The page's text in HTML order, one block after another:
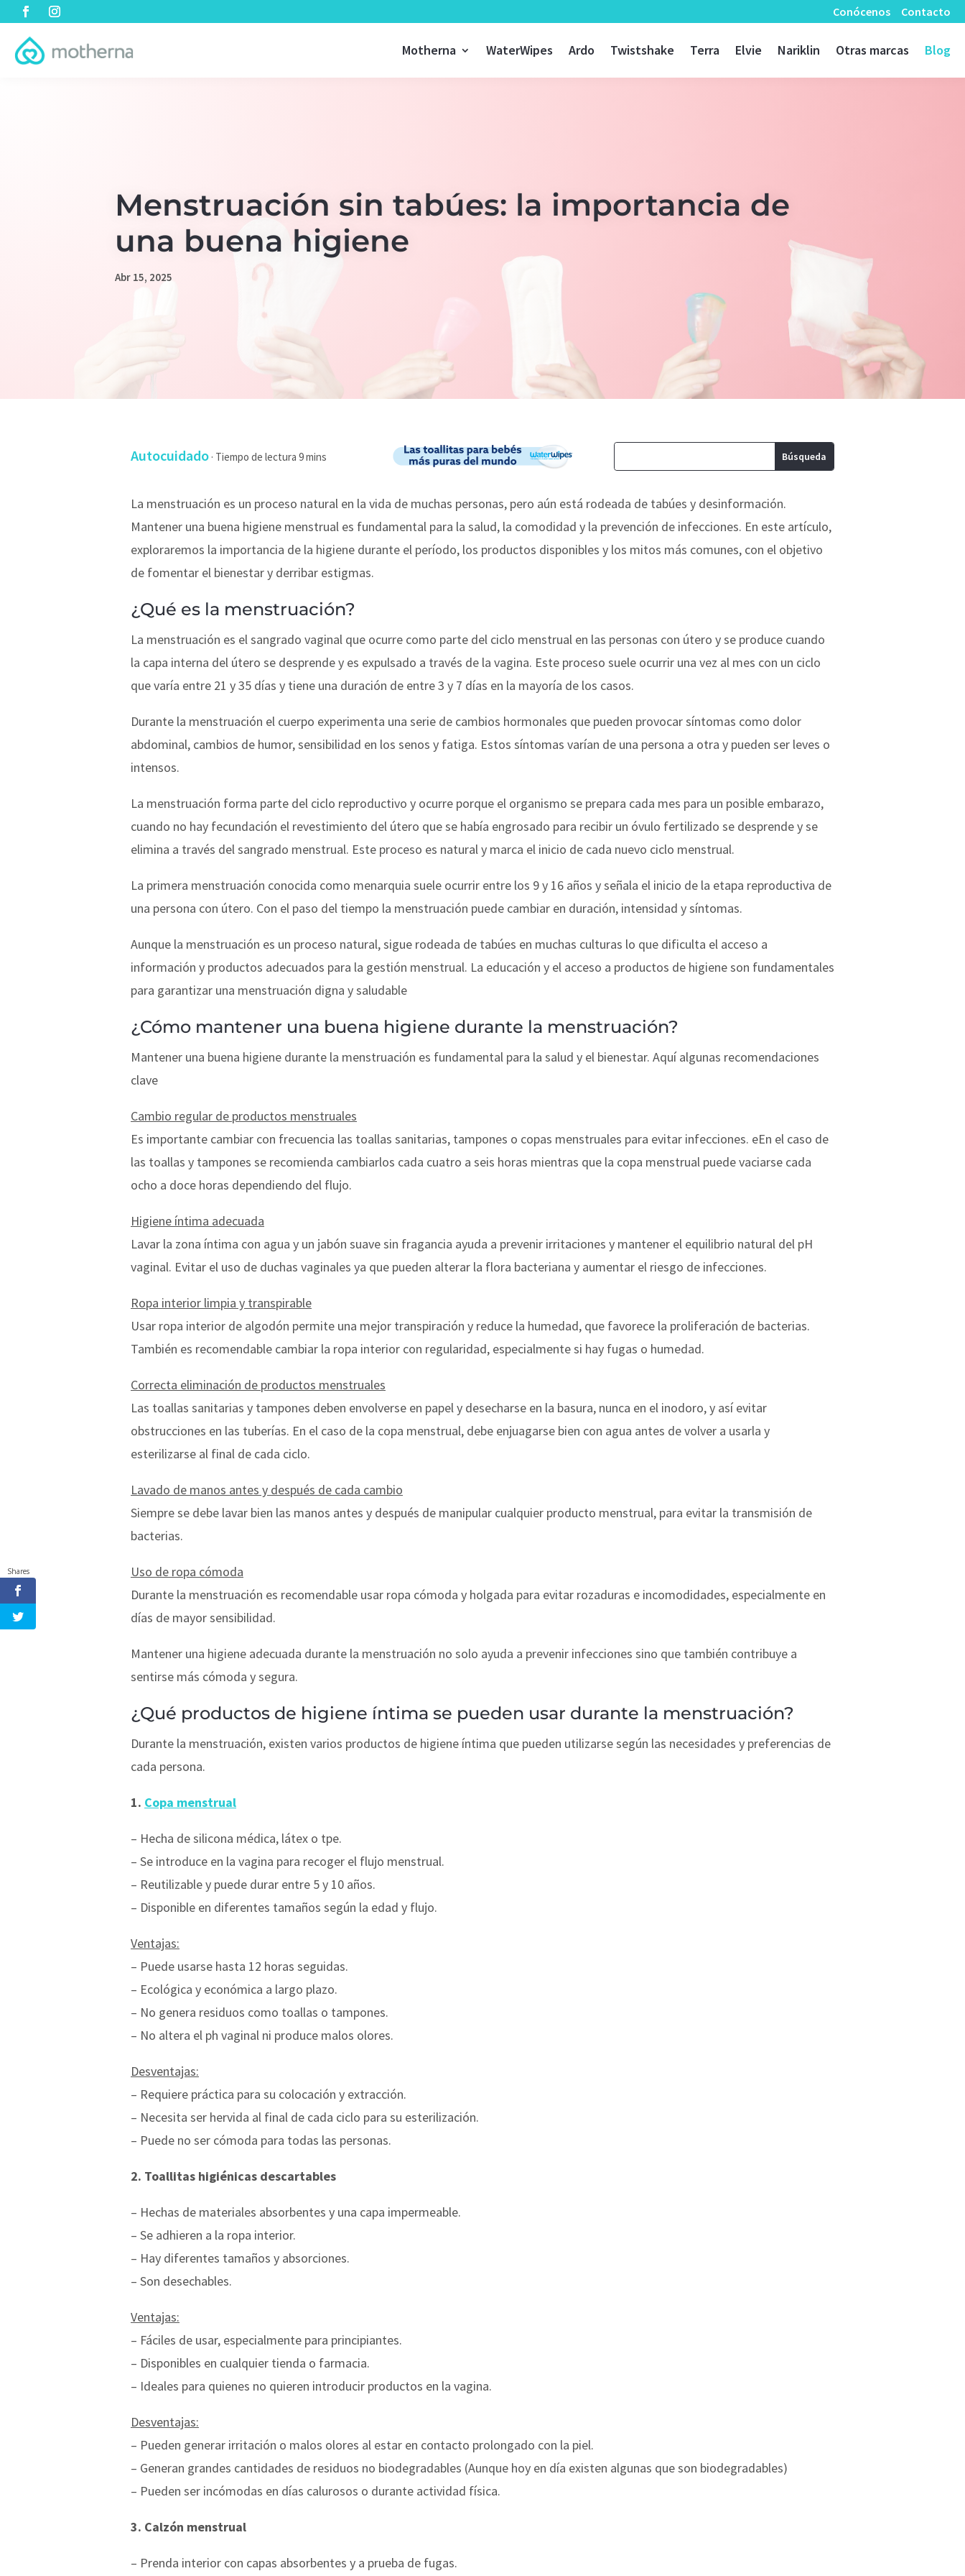
Conócenos Contacto
Motherna WaterWipes Ardo Twistshake Terra Elvie Nariklin Otras marcas Blog
Menstruación sin tabúes: la importancia de
una buena higiene
Abr 15, 2025
Autocuidado ·
La menstruación es un proceso natural en la vida de muchas personas, pero aún está rodeada de tabúes y desinformación.
Mantener una buena higiene menstrual es fundamental para la salud, la comodidad y la prevención de infecciones. En este artículo,
exploraremos la importancia de la higiene durante el período, los productos disponibles y los mitos más comunes, con el objetivo
de fomentar el bienestar y derribar estigmas.
¿Qué es la menstruación?
La menstruación es el sangrado vaginal que ocurre como parte del ciclo menstrual en las personas con útero y se produce cuando
la capa interna del útero se desprende y es expulsado a través de la vagina. Este proceso suele ocurrir una vez al mes con un ciclo
que varía entre 21 y 35 días y tiene una duración de entre 3 y 7 días en la mayoría de los casos.
Durante la menstruación el cuerpo experimenta una serie de cambios hormonales que pueden provocar síntomas como dolor
abdominal, cambios de humor, sensibilidad en los senos y fatiga. Estos síntomas varían de una persona a otra y pueden ser leves o
intensos.
La menstruación forma parte del ciclo reproductivo y ocurre porque el organismo se prepara cada mes para un posible embarazo,
cuando no hay fecundación el revestimiento del útero que se había engrosado para recibir un óvulo fertilizado se desprende y se
elimina a través del sangrado menstrual. Este proceso es natural y marca el inicio de cada nuevo ciclo menstrual.
La primera menstruación conocida como menarquia suele ocurrir entre los 9 y 16 años y señala el inicio de la etapa reproductiva de
una persona con útero. Con el paso del tiempo la menstruación puede cambiar en duración, intensidad y síntomas.
Aunque la menstruación es un proceso natural, sigue rodeada de tabúes en muchas culturas lo que dificulta el acceso a
información y productos adecuados para la gestión menstrual. La educación y el acceso a productos de higiene son fundamentales
para garantizar una menstruación digna y saludable
¿Cómo mantener una buena higiene durante la menstruación?
Mantener una buena higiene durante la menstruación es fundamental para la salud y el bienestar. Aquí algunas recomendaciones
clave
Cambio regular de productos menstruales
Es importante cambiar con frecuencia las toallas sanitarias, tampones o copas menstruales para evitar infecciones. eEn el caso de
las toallas y tampones se recomienda cambiarlos cada cuatro a seis horas mientras que la copa menstrual puede vaciarse cada
ocho a doce horas dependiendo del flujo.
Higiene íntima adecuada
Lavar la zona íntima con agua y un jabón suave sin fragancia ayuda a prevenir irritaciones y mantener el equilibrio natural del pH
vaginal. Evitar el uso de duchas vaginales ya que pueden alterar la flora bacteriana y aumentar el riesgo de infecciones.
Ropa interior limpia y transpirable
Usar ropa interior de algodón permite una mejor transpiración y reduce la humedad, que favorece la proliferación de bacterias.
También es recomendable cambiar la ropa interior con regularidad, especialmente si hay fugas o humedad.
Correcta eliminación de productos menstruales
Las toallas sanitarias y tampones deben envolverse en papel y desecharse en la basura, nunca en el inodoro, y así evitar
obstrucciones en las tuberías. En el caso de la copa menstrual, debe enjuagarse bien con agua antes de volver a usarla y
esterilizarse al final de cada ciclo.
Lavado de manos antes y después de cada cambio
Siempre se debe lavar bien las manos antes y después de manipular cualquier producto menstrual, para evitar la transmisión de
bacterias.
Uso de ropa cómoda
Durante la menstruación es recomendable usar ropa cómoda y holgada para evitar rozaduras e incomodidades, especialmente en
días de mayor sensibilidad.
Mantener una higiene adecuada durante la menstruación no solo ayuda a prevenir infecciones sino que también contribuye a
sentirse más cómoda y segura.
¿Qué productos de higiene íntima se pueden usar durante la menstruación?
Durante la menstruación, existen varios productos de higiene íntima que pueden utilizarse según las necesidades y preferencias de
cada persona.
1. Copa menstrual
– Hecha de silicona médica, látex o tpe.
– Se introduce en la vagina para recoger el flujo menstrual.
– Reutilizable y puede durar entre 5 y 10 años.
– Disponible en diferentes tamaños según la edad y flujo.
Ventajas:
– Puede usarse hasta 12 horas seguidas.
– Ecológica y económica a largo plazo.
– No genera residuos como toallas o tampones.
– No altera el ph vaginal ni produce malos olores.
Desventajas:
– Requiere práctica para su colocación y extracción.
– Necesita ser hervida al final de cada ciclo para su esterilización.
– Puede no ser cómoda para todas las personas.
2. Toallitas higiénicas descartables
– Hechas de materiales absorbentes y una capa impermeable.
– Se adhieren a la ropa interior.
– Hay diferentes tamaños y absorciones.
– Son desechables.
Ventajas:
– Fáciles de usar, especialmente para principiantes.
– Disponibles en cualquier tienda o farmacia.
– Ideales para quienes no quieren introducir productos en la vagina.
Desventajas:
– Pueden generar irritación o malos olores al estar en contacto prolongado con la piel.
– Generan grandes cantidades de residuos no biodegradables (Aunque hoy en día existen algunas que son biodegradables)
– Pueden ser incómodas en días calurosos o durante actividad física.
3. Calzón menstrual
– Prenda interior con capas absorbentes y a prueba de fugas.
Shares